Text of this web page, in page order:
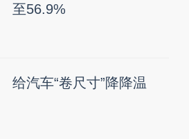
至56.9%
给汽车“卷尺寸”降降温